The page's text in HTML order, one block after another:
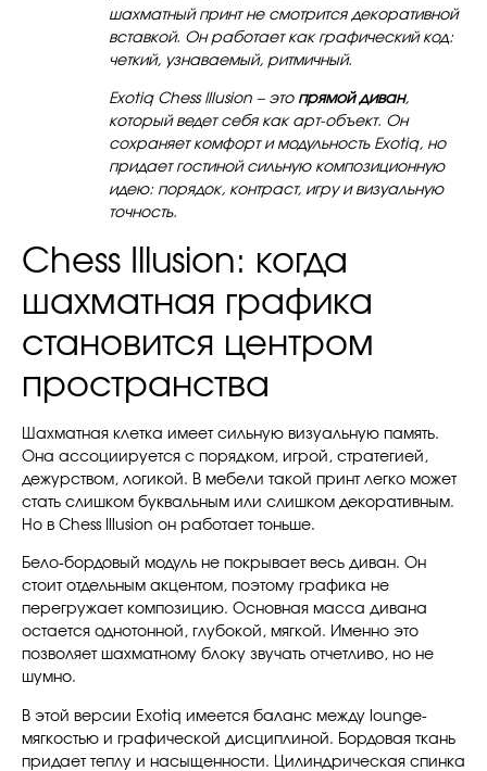
шахматный принт не смотрится декоративной
вставкой. Он работает как графический код:
четкий, узнаваемый, ритмичный.
Exotiq Chess Illusion – это прямой диван,
который ведет себя как арт-объект. Он
сохраняет комфорт и модульность Exotiq, но
придает гостиной сильную композиционную
идею: порядок, контраст, игру и визуальную
точность.
Chess Illusion: когда
шахматная графика
становится центром
пространства
Шахматная клетка имеет сильную визуальную память.
Она ассоциируется с порядком, игрой, стратегией,
дежурством, логикой. В мебели такой принт легко может
стать слишком буквальным или слишком декоративным.
Но в Chess Illusion он работает тоньше.
Бело-бордовый модуль не покрывает весь диван. Он
стоит отдельным акцентом, поэтому графика не
перегружает композицию. Основная масса дивана
остается однотонной, глубокой, мягкой. Именно это
позволяет шахматному блоку звучать отчетливо, но не
шумно.
В этой версии Exotiq имеется баланс между lounge-
мягкостью и графической дисциплиной. Бордовая ткань
придает теплу и насыщенности. Цилиндрическая спинка